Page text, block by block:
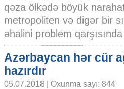
qəza ölkədə böyük
metropoliten və digər bir
əhalini problem
Azərbaycan hər cür
hazırdır
05.07.2018 | Oxunma sayı: 844